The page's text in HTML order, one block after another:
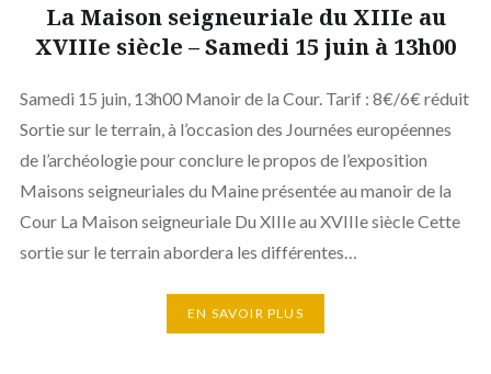
La Maison seigneuriale du XIIIe au
XVIIIe siècle – Samedi 15 juin à 13h00
Samedi 15 juin, 13h00 Manoir de la Cour. Tarif : 8€/6€ réduit
Sortie sur le terrain, à l’occasion des Journées européennes
de l’archéologie pour conclure le propos de l’exposition
Maisons seigneuriales du Maine présentée au manoir de la
Cour La Maison seigneuriale Du XIIIe au XVIIIe siècle Cette
sortie sur le terrain abordera les différentes…
EN SAVOIR PLUS